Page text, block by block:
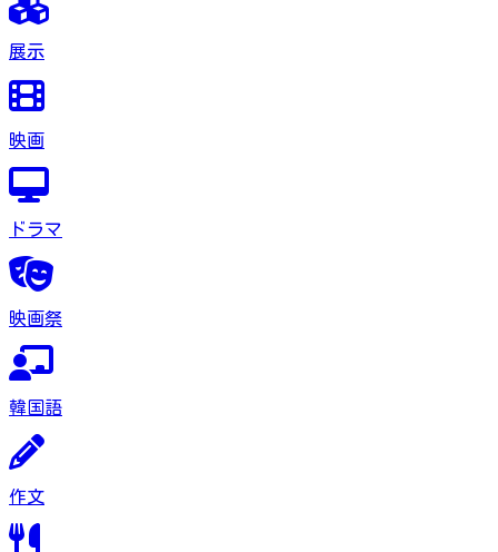
展示
映画
ドラマ
映画祭
韓国語
作文